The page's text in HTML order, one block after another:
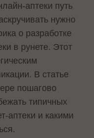
аптеки путь
нужно
о разработке
в рунете. Этот
В статье
пошагово
типичных
аптеки и какими